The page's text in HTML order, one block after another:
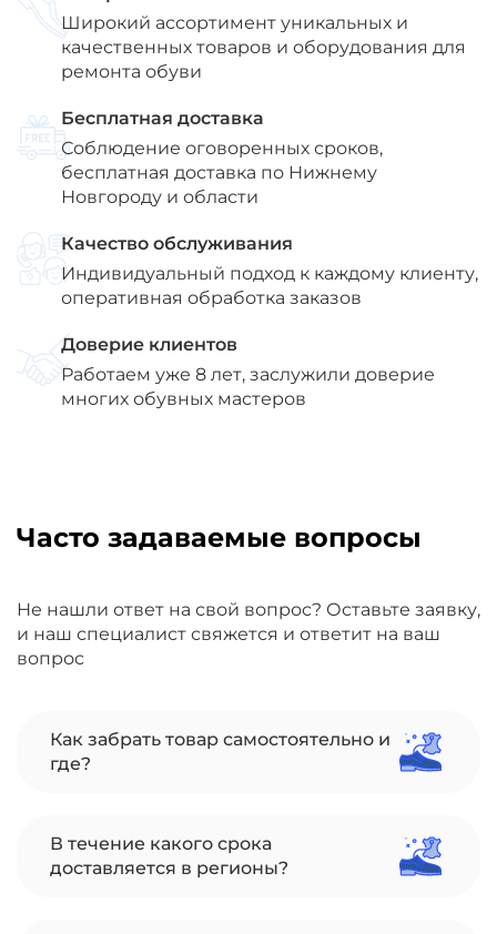
Широкий ассортимент уникальных и
качественных товаров и оборудования для
ремонта обуви
Бесплатная доставка
Соблюдение оговоренных сроков,
бесплатная доставка по Нижнему
Новгороду и области
Качество обслуживания
Индивидуальный подход к каждому клиенту,
оперативная обработка заказов
Доверие клиентов
Работаем уже 8 лет, заслужили доверие
многих обувных мастеров
Часто задаваемые вопросы
Не нашли ответ на свой вопрос? Оставьте заявку,
и наш специалист свяжется и ответит на ваш
вопрос
Как забрать товар самостоятельно и
где?
В течение какого срока
доставляется в регионы?